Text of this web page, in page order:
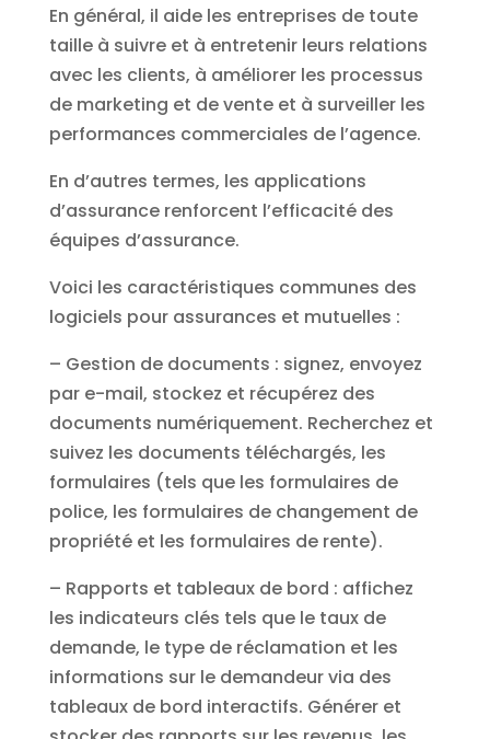
En général, il aide les entreprises de toute
taille à suivre et à entretenir leurs relations
avec les clients, à améliorer les processus
de marketing et de vente et à surveiller les
performances commerciales de l’agence.
En d’autres termes, les applications
d’assurance renforcent l’efficacité des
équipes d’assurance.
Voici les caractéristiques communes des
logiciels pour assurances et mutuelles :
– Gestion de documents : signez, envoyez
par e-mail, stockez et récupérez des
documents numériquement. Recherchez et
suivez les documents téléchargés, les
formulaires (tels que les formulaires de
police, les formulaires de changement de
propriété et les formulaires de rente).
– Rapports et tableaux de bord : affichez
les indicateurs clés tels que le taux de
demande, le type de réclamation et les
informations sur le demandeur via des
tableaux de bord interactifs. Générer et